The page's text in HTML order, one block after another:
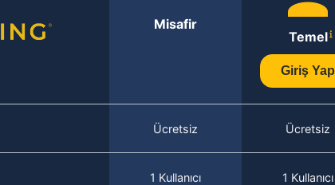
Misafir
Temel
Giriş Yap
Ücretsiz Ücretsiz
1 Kullanıcı 1 Kullanıcı